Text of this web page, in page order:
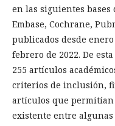
en las siguientes bases
Embase, Cochrane,
publicados desde enero
febrero de 2022. De
255 artículos
criterios de inclusión,
artículos que
existente entre